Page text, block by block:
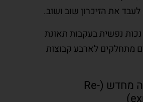
את הזיכרון שוב ושוב.
נפשית בעקבות תאונת
מתחלקים לארבע קבוצות
תסמיני חוויה מחדש (Re-